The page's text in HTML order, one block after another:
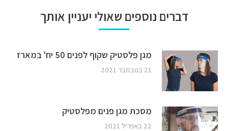
דברים נוספים שאולי יעניין אותך
מגן פלסטיק שקוף לפנים 50 יח' במארז
21 בנובמבר 2021
מסכת מגן פנים מפלסטיק
22 באפריל 2021